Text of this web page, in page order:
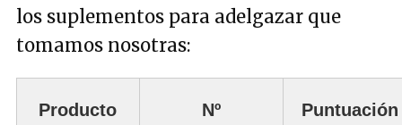
los suplementos para adelgazar que
tomamos nosotras:
Producto
Nº
Puntuación